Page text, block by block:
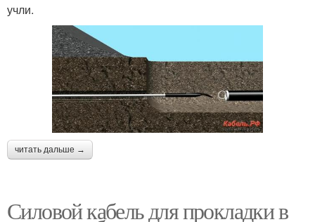
учли.
читать дальше →
Силовой кабель для прокладки в